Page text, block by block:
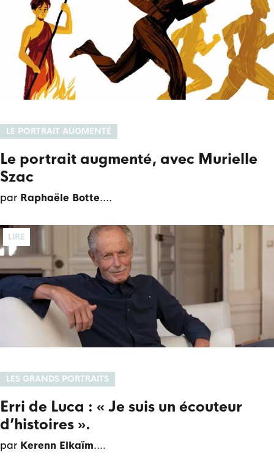
LE PORTRAIT AUGMENTÉ
Le portrait augmenté, avec Murielle
Szac
par Raphaële Botte.
LIRE
LES GRANDS PORTRAITS
Erri de Luca : « Je suis un écouteur
d’histoires ».
par Kerenn Elkaïm.